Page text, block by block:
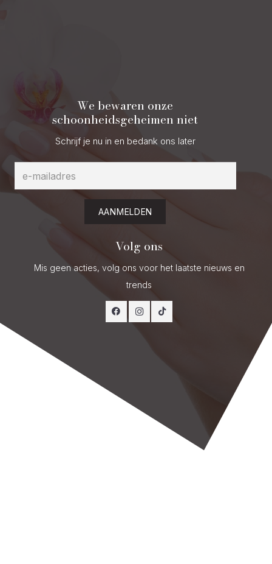
We bewaren onze
schoonheidsgeheimen niet
Schrijf je nu in en bedank ons later
AANMELDEN
Volg ons
Mis geen acties, volg ons voor het laatste nieuws en
trends